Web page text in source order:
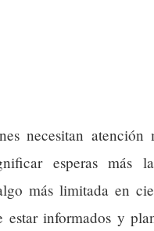
necesitan atención
esperas más
más limitada en
estar informados y